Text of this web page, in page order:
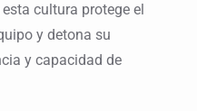
cultura protege el
y detona su
y capacidad de